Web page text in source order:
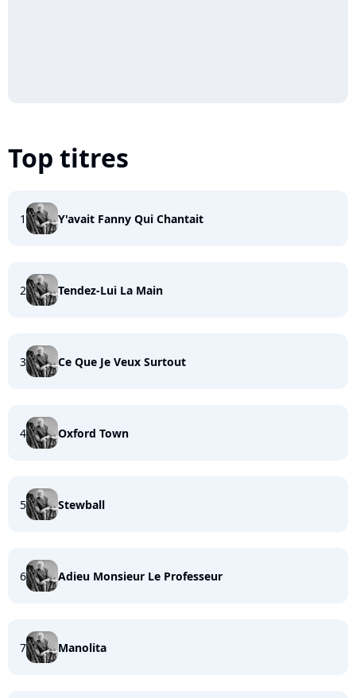
Top titres
1 Y'avait Fanny Qui Chantait
2 Tendez-Lui La Main
3 Ce Que Je Veux Surtout
4 Oxford Town
5 Stewball
6 Adieu Monsieur Le Professeur
7 Manolita